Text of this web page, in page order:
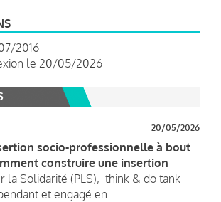
2016
le 20/05/2026
20/05/2026
socio-professionnelle à bout
construire une insertion
la Solidarité (PLS), think & do tank
et engagé en...